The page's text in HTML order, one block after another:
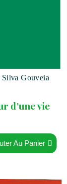
Silva Gouveia
d’une vie
Au Panier